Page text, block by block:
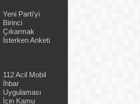
Yeni Parti’yi
Birinci
Çıkarmak
İsterken Anketi
112 Acil Mobil
İhbar
Uygulaması
İçin Kamu